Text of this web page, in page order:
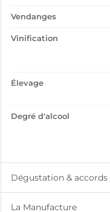
Vendanges
Vinification
Élevage
Degré d'alcool
Dégustation & accords
La Manufacture